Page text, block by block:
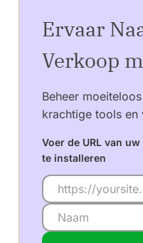
Ervaar
Verkoop
Beheer
krachtige tools en
Voer de URL van
te installeren